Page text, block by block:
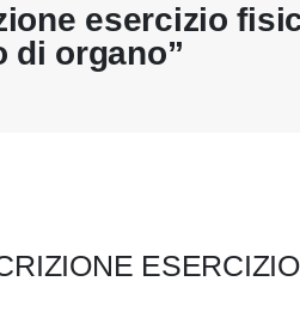
esercizio
di organo”